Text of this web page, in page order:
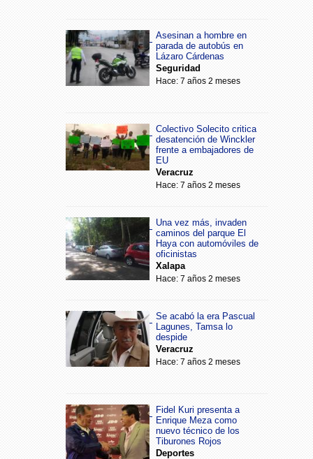
Asesinan a hombre en
parada de autobús en
Lázaro Cárdenas
Seguridad
Hace: 7 años 2 meses
Colectivo Solecito critica
desatención de Winckler
frente a embajadores de
EU
Veracruz
Hace: 7 años 2 meses
Una vez más, invaden
caminos del parque El
Haya con automóviles de
oficinistas
Xalapa
Hace: 7 años 2 meses
Se acabó la era Pascual
Lagunes, Tamsa lo
despide
Veracruz
Hace: 7 años 2 meses
Fidel Kuri presenta a
Enrique Meza como
nuevo técnico de los
Tiburones Rojos
Deportes